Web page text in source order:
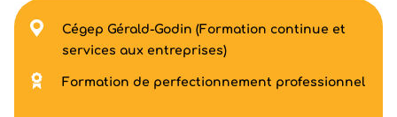
Cégep Gérald-Godin (Formation continue et
services aux entreprises)
Formation de perfectionnement professionnel